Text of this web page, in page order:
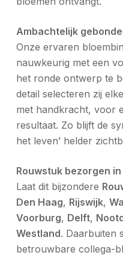
Ambachtelijk
Onze ervaren
nauwkeurig met een
het ronde ontwerp te
detail selecteren zij
met handkracht, voor
resultaat. Zo blijft de
het leven’ helder
Rouwstuk bezorgen in
Laat dit bijzondere
Den Haag, Rijswijk,
Voorburg, Delft,
Westland. Daarbuiten
betrouwbare collega-